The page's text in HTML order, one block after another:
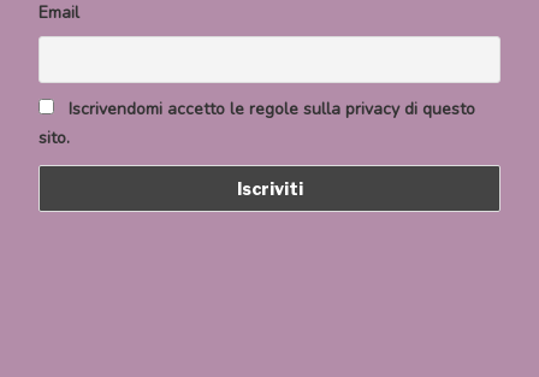
Email
Iscrivendomi accetto le regole sulla privacy di questo
sito.